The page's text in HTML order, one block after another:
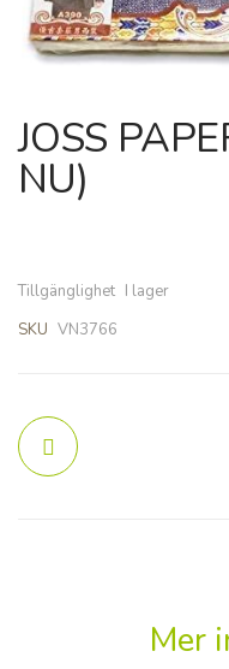
början
av
bildgalleriet
JOSS
NU)
Tillgänglighet I lager
SKU VN3766
Mer